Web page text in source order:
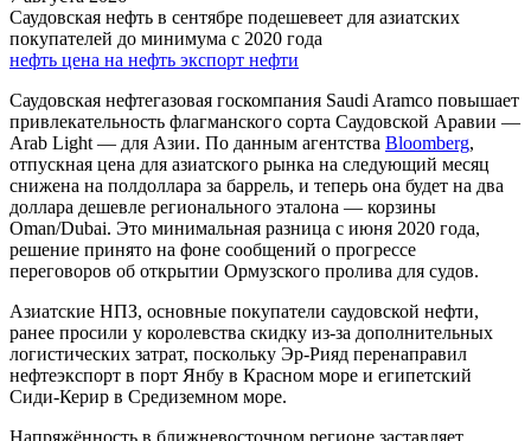
Саудовская нефть в сентябре подешевеет для азиатских
покупателей до минимума с 2020 года
нефть цена на нефть экспорт нефти
Саудовская нефтегазовая госкомпания Saudi Aramco повышает
привлекательность флагманского сорта Саудовской Аравии —
Arab Light — для Азии. По данным агентства Bloomberg,
отпускная цена для азиатского рынка на следующий месяц
снижена на полдоллара за баррель, и теперь она будет на два
доллара дешевле регионального эталона — корзины
Oman/Dubai. Это минимальная разница с июня 2020 года,
решение принято на фоне сообщений о прогрессе
переговоров об открытии Ормузского пролива для судов.
Азиатские НПЗ, основные покупатели саудовской нефти,
ранее просили у королевства скидку из-за дополнительных
логистических затрат, поскольку Эр-Рияд перенаправил
нефтеэкспорт в порт Янбу в Красном море и египетский
Сиди-Керир в Средиземном море.
Напряжённость в ближневосточном регионе заставляет